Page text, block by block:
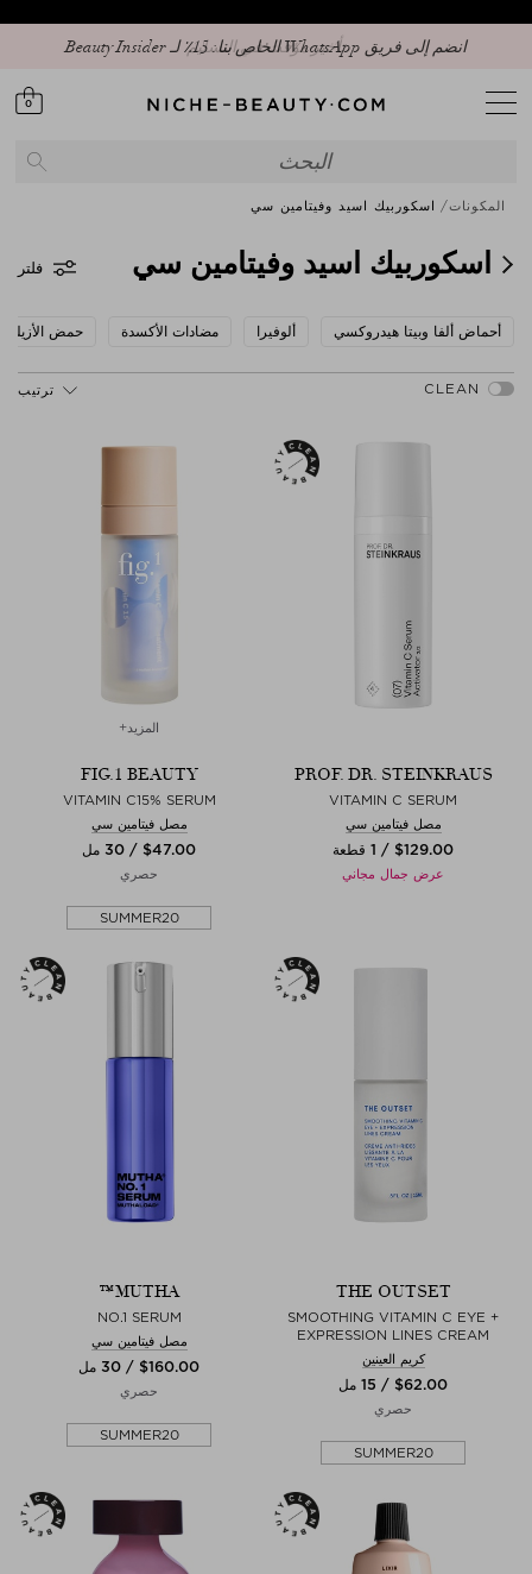
تأخير مؤقت في التسليم
0
المكونات اسكوربيك اسيد وفيتامين سي
اسكوربيك اسيد وفيتامين سي فلتر
أحماض ألفا وبيتا هيدروكسي ألوفيرا مضادات الأكسدة حمض الأزيليك
ترتيب
PROF. DR. STEINKRAUS
VITAMIN C SERUM
مصل فيتامين سي
$‌129.00 / 1 قطعة
عرض جمال مجاني
المزيد+
FIG.1 BEAUTY
VITAMIN C15% SERUM
مصل فيتامين سي
$‌47.00 / 30 مل
حصري
SUMMER20
THE OUTSET
SMOOTHING VITAMIN C EYE +
EXPRESSION LINES CREAM
كريم العينين
$‌62.00 / 15 مل
حصري
SUMMER20
MUTHA™
NO.1 SERUM
مصل فيتامين سي
$‌160.00 / 30 مل
حصري
SUMMER20